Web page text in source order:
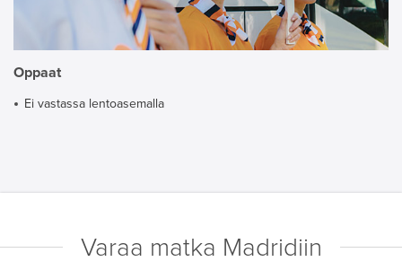
Oppaat
Ei vastassa lentoasemalla
Varaa matka Madridiin